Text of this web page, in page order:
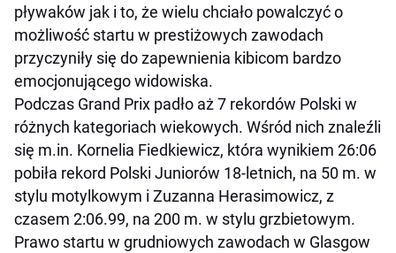
pływaków jak i to, że wielu chciało powalczyć o
możliwość startu w prestiżowych zawodach
przyczyniły się do zapewnienia kibicom bardzo
emocjonującego widowiska.
Podczas Grand Prix padło aż 7 rekordów Polski w
różnych kategoriach wiekowych. Wśród nich znaleźli
się m.in. Kornelia Fiedkiewicz, która wynikiem 26:06
pobiła rekord Polski Juniorów 18-letnich, na 50 m. w
stylu motylkowym i Zuzanna Herasimowicz, z
czasem 2:06.99, na 200 m. w stylu grzbietowym.
Prawo startu w grudniowych zawodach w Glasgow